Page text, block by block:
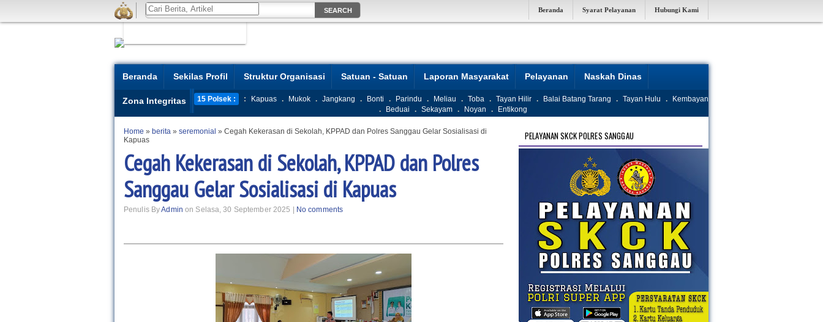
Beranda Syarat Pelayanan Hubungi Kami
Beranda Sekilas Profil Struktur Organisasi Satuan - Satuan Laporan Masyarakat Pelayanan Naskah Dinas
Zona Integritas 15 Polsek : : Kapuas . Mukok . Jangkang . Bonti . Parindu . Meliau . Toba . Tayan Hilir . Balai Batang Tarang . Tayan Hulu .
Kembayan
.
Beduai . Sekayam . Noyan . Entikong
Home » berita » seremonial » Cegah Kekerasan di Sekolah, KPPAD dan Polres Sanggau Gelar Sosialisasi di
Kapuas
Cegah Kekerasan di Sekolah, KPPAD dan Polres
Sanggau Gelar Sosialisasi di Kapuas
Penulis ByAdmin on Selasa, 30 September 2025 | No comments
PELAYANAN SKCK POLRES SANGGAU